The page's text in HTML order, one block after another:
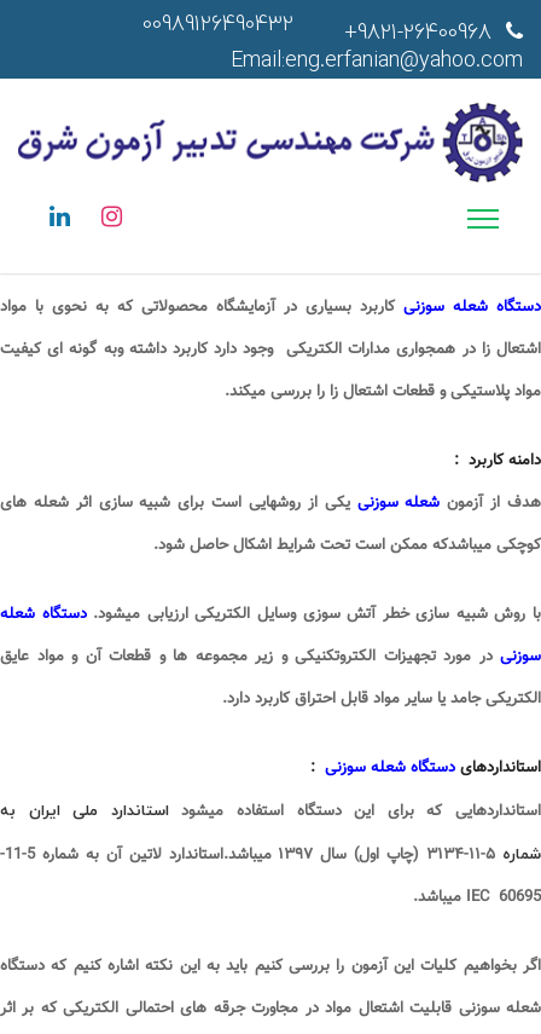
9821-26400968+
00989126490432
Email:eng.erfanian@yahoo.com
دستگاه شعله سوزنی کاربرد بسیاری در آزمایشگاه محصولاتی که به نحوی با مواد
اشتعال زا در همجواری مدارات الکتریکی وجود دارد کاربرد داشته وبه گونه ای کیفیت
مواد پلاستیکی و قطعات اشتعال زا را بررسی میکند.
دامنه کاربرد :
هدف از آزمونشعله سوزنی یکی از روشهایی است برای شبیه سازی اثر شعله های
کوچکی میباشدکه ممکن است تحت شرایط اشکال حاصل شود.
با روش شبیه سازی خطر آتش سوزی وسایل الکتریکی ارزیابی میشود. دستگاه شعله
سوزنی در مورد تجهیزات الکتروتکنیکی و زیر مجموعه ها و قطعات آن و مواد عایق
الکتریکی جامد یا سایر مواد قابل احتراق کاربرد دارد.
استانداردهای دستگاه شعله سوزنی :
استانداردهایی که برای این دستگاه استفاده میشوداستاندارد ملی ایران به
شماره ۵-۱۱-۳۱۳۴ (چاپ اول) سال ۱۳۹۷ میباشد.استاندارد لاتین آن به شماره
5-11-
60695 IEC
میباشد.
اگر بخواهیم کلیات این آزمون را بررسی کنیم باید به این نکته اشاره کنیم که دستگاه
شعله سوزنی قابلیت اشتعال مواد در مجاورت جرقه های احتمالی الکتریکی که بر اثر